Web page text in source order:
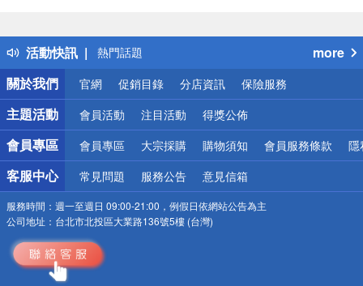
活動快訊
得獎公告
熱門話題
銀行優惠
偏遠地區配送
詐騙網頁！請小心！
more
關於我們
官網 促銷目錄 分店資訊 保險服務
主題活動 會員活動 注目活動 得獎公佈
會員專區 會員專區 大宗採購 購物須知 會員服務條款 隱
客服中心 常見問題 服務公告 意見信箱
服務時間： 週一至週日 09:00-21:00，例假日依網站公告為主
公司地址： 台北市北投區大業路136號5樓 (台灣)